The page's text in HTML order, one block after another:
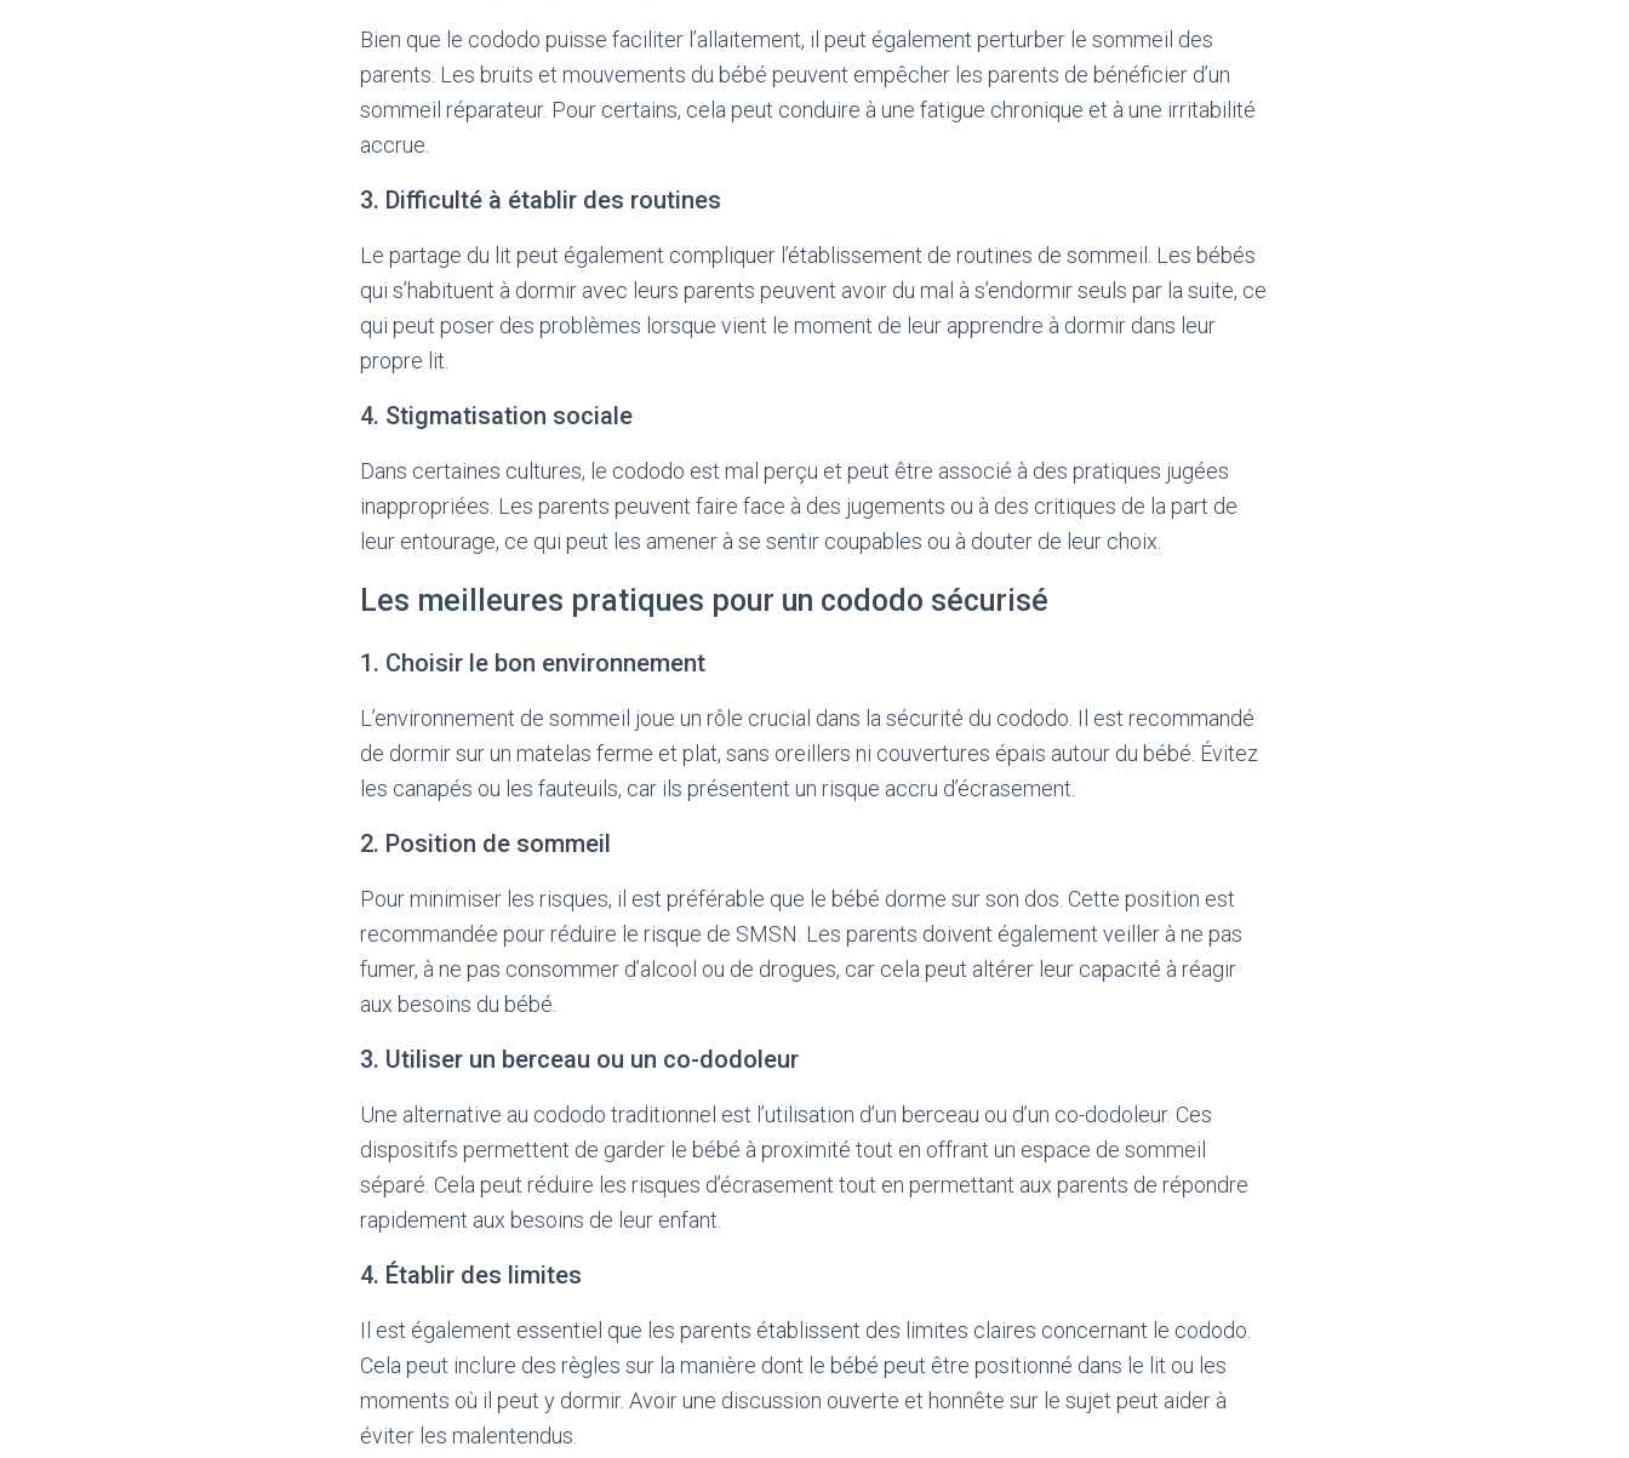
Bien que le cododo puisse faciliter l’allaitement, il peut également perturber le sommeil des
parents. Les bruits et mouvements du bébé peuvent empêcher les parents de bénéficier d’un
sommeil réparateur. Pour certains, cela peut conduire à une fatigue chronique et à une irritabilité
accrue.
3. Difficulté à établir des routines
Le partage du lit peut également compliquer l’établissement de routines de sommeil. Les bébés
qui s’habituent à dormir avec leurs parents peuvent avoir du mal à s’endormir seuls par la suite, ce
qui peut poser des problèmes lorsque vient le moment de leur apprendre à dormir dans leur
propre lit.
4. Stigmatisation sociale
Dans certaines cultures, le cododo est mal perçu et peut être associé à des pratiques jugées
inappropriées. Les parents peuvent faire face à des jugements ou à des critiques de la part de
leur entourage, ce qui peut les amener à se sentir coupables ou à douter de leur choix.
Les meilleures pratiques pour un cododo sécurisé
1. Choisir le bon environnement
L’environnement de sommeil joue un rôle crucial dans la sécurité du cododo. Il est recommandé
de dormir sur un matelas ferme et plat, sans oreillers ni couvertures épais autour du bébé. Évitez
les canapés ou les fauteuils, car ils présentent un risque accru d’écrasement.
2. Position de sommeil
Pour minimiser les risques, il est préférable que le bébé dorme sur son dos. Cette position est
recommandée pour réduire le risque de SMSN. Les parents doivent également veiller à ne pas
fumer, à ne pas consommer d’alcool ou de drogues, car cela peut altérer leur capacité à réagir
aux besoins du bébé.
3. Utiliser un berceau ou un co-dodoleur
Une alternative au cododo traditionnel est l’utilisation d’un berceau ou d’un co-dodoleur. Ces
dispositifs permettent de garder le bébé à proximité tout en offrant un espace de sommeil
séparé. Cela peut réduire les risques d’écrasement tout en permettant aux parents de répondre
rapidement aux besoins de leur enfant.
4. Établir des limites
Il est également essentiel que les parents établissent des limites claires concernant le cododo.
Cela peut inclure des règles sur la manière dont le bébé peut être positionné dans le lit ou les
moments où il peut y dormir. Avoir une discussion ouverte et honnête sur le sujet peut aider à
éviter les malentendus.